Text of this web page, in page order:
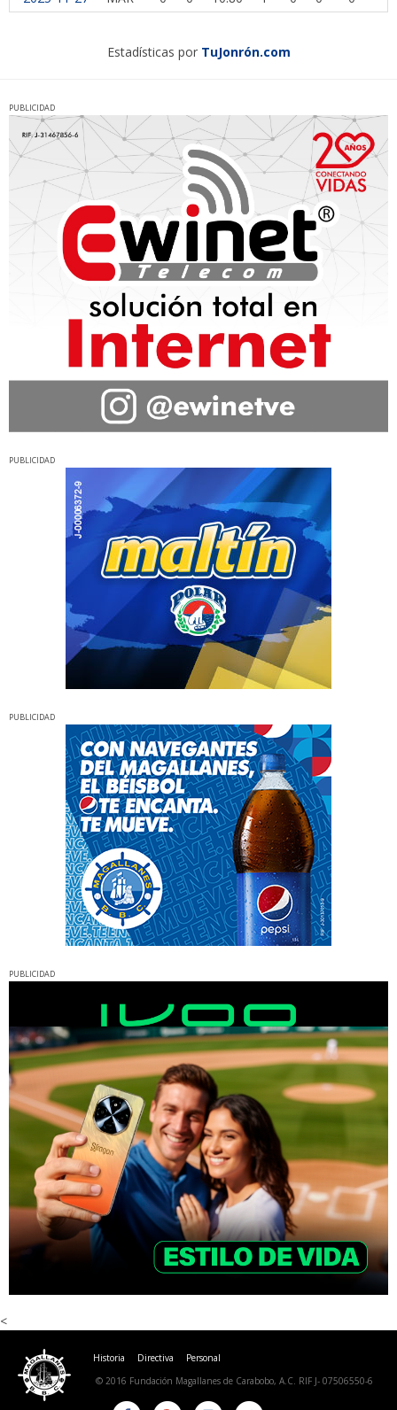
Estadísticas por TuJonrón.com
PUBLICIDAD
PUBLICIDAD
PUBLICIDAD
PUBLICIDAD
<
Historia Directiva
Personal
© 2016 Fundación Magallanes de Carabobo, A.C. RIF J- 07506550-6